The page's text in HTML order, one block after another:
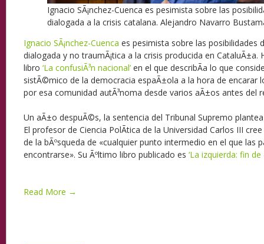
Ignacio SÃ¡nchez-Cuenca es pesimista sobre las
dialogada a la crisis catalana. Alejandro Navarro
Ignacio SÃ¡nchez-Cuenca es pesimista sobre las posibilidades
dialogada y no traumÃ¡tica a la crisis producida en CataluÃ±a.
libro ‘La confusiÃ³n nacional’ en el que describÃ­a lo que
sistÃ©mico de la democracia espaÃ±ola a la hora de encarar
por esa comunidad autÃ³noma desde varios aÃ±os antes del
Un aÃ±o despuÃ©s, la sentencia del Tribunal Supremo
El profesor de Ciencia PolÃ­tica de la Universidad Carlos III
de la bÃºsqueda de «cualquier punto intermedio en el que las
encontrarse». Su Ãºltimo libro publicado es ‘La izquierda: fin de
Read More →